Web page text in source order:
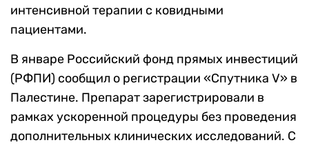
интенсивной терапии с ковидными
пациентами.
В январе Российский фонд прямых инвестиций
(РФПИ) сообщил о регистрации «Спутника V» в
Палестине. Препарат зарегистрировали в
рамках ускоренной процедуры без проведения
дополнительных клинических исследований. С